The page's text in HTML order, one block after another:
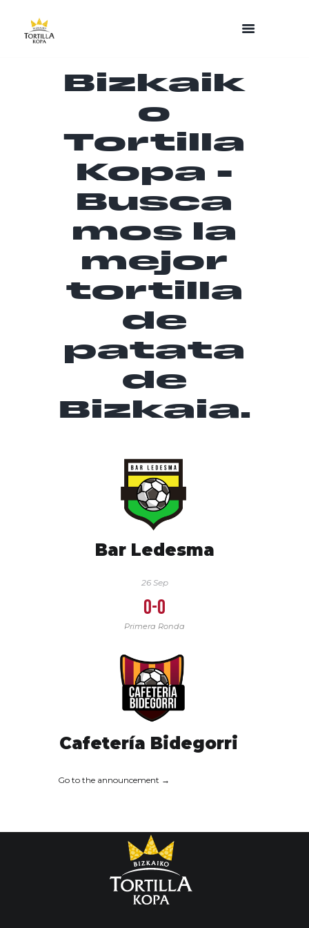
Bizkaik
o
Tortilla
Kopa -
Busca
mos la
mejor
tortilla
de
patata
de
Bizkaia.
Bar Ledesma
26 Sep
0-0
Primera Ronda
Cafetería Bidegorri
Go to the announcement →